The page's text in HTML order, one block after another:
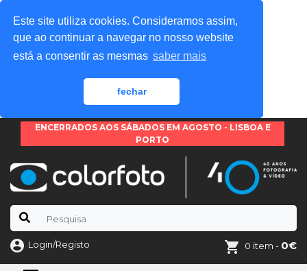
Este site utiliza cookies. Consideramos assim,
que ao continuar a navegar no nosso website
está a consentir as mesmas saber mais
fechar
ENCERRADOS AOS SÁBADOS EM AGOSTO - LISBOA E
PORTO
Login/Registo 0 item - 0€